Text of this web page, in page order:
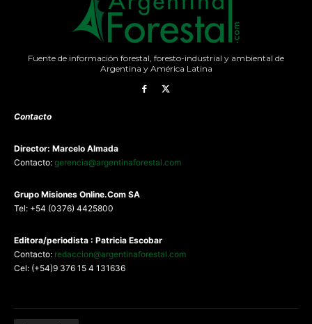
Fuente de información forestal, foresto-industrial y ambiental de
Argentina y América Latina
Contacto
Director: Marcelo Almada
Contacto: gerencia@argentinaforestal.com
Grupo Misiones Online.Com SA
Tel: +54 (0376) 4425800
Editora/periodista : Patricia Escobar
Contacto: redaccion@argentinaforestal.com
Cel: (+54)9 376 15 4 131636